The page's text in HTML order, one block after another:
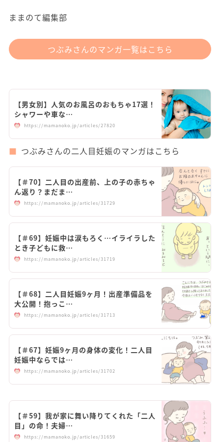
ままのて編集部
つぶみさんのマンガ一覧はこちら
【男女別】人気のお風呂のおもちゃ17選！
シャワーや車な…
https://mamanoko.jp/articles/27820
つぶみさんの二人目妊娠のマンガはこちら
【＃70】二人目の出産前、上の子の赤ちゃ
ん返り？まだま…
https://mamanoko.jp/articles/31729
【＃69】妊娠中は涙もろく…イライラした
とき子どもに救…
https://mamanoko.jp/articles/31719
【＃68】二人目妊娠9ヶ月！出産準備品を
大公開！抱っこ…
https://mamanoko.jp/articles/31713
【＃67】妊娠9ヶ月の身体の変化！二人目
妊娠中ならでは…
https://mamanoko.jp/articles/31702
【＃59】我が家に舞い降りてくれた「二人
目」の命！夫婦…
https://mamanoko.jp/articles/31659